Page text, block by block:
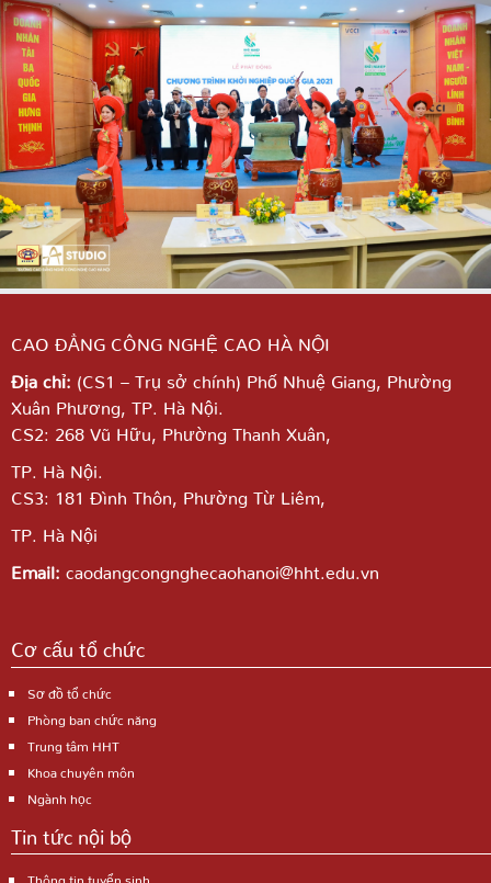
CAO ĐẲNG CÔNG NGHỆ CAO HÀ NỘI
Địa chỉ: (CS1 – Trụ sở chính) Phố Nhuệ Giang, Phường
Xuân Phương, TP. Hà Nội.
CS2: 268 Vũ Hữu, Phường Thanh Xuân,
TP. Hà Nội.
CS3: 181 Đình Thôn, Phường Từ Liêm,
TP. Hà Nội
Email: caodangcongnghecaohanoi@hht.edu.vn
Cơ cấu tổ chức
Sơ đồ tổ chức
Phòng ban chức năng
Trung tâm HHT
Khoa chuyên môn
Ngành học
Tin tức nội bộ
Thông tin tuyển sinh